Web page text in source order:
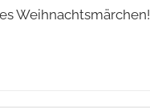
Weihnachtsmärchen!